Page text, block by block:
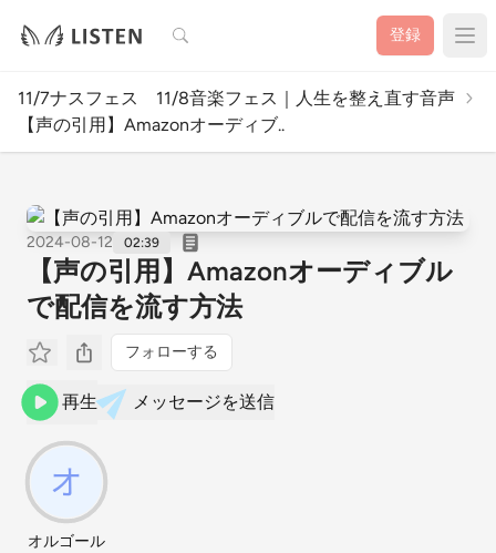
検索 登録
11/7ナスフェス 11/8音楽フェス｜人生を整え直す音声
【声の引用】Amazonオーディブ..
2024-08-12 02:39
【声の引用】Amazonオーディブル
で配信を流す方法
フォローする
再生 メッセージを送信
オルゴール